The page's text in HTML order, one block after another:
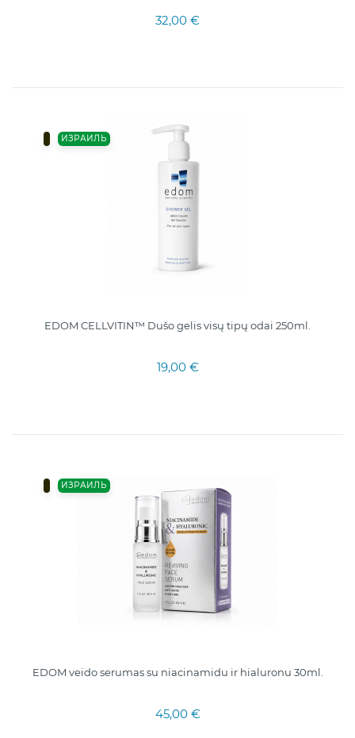
32,00 €
ИЗРАИЛЬ
EDOM CELLVITIN™ Dušo gelis visų tipų odai 250ml.
19,00 €
ИЗРАИЛЬ
EDOM veido serumas su niacinamidu ir hialuronu 30ml.
45,00 €